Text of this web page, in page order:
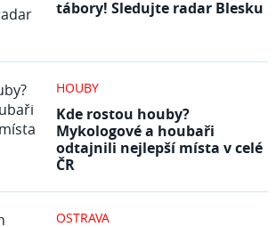
tábory! Sledujte radar Blesku
HOUBY
Kde rostou houby?
Mykologové a houbaři
odtajnili nejlepší místa v celé
ČR
OSTRAVA